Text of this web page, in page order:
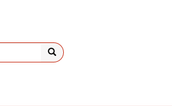
Search
for: